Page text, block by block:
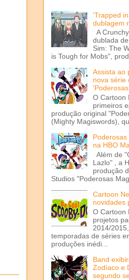
'Trapped
dublagem
A
dublada
Sim: The
is Tough for Mobs",
Assista ao
nova série
O Cartoon
primeiros
produção original
(Mighty Magiswords),
na HBO
Além de
Lazlo" , a
produção
Studios "Poderosas
Cartoon
novidades
O Cartoon
projetos
2014/
temporadas de séries
produções inédi...
Band
Zodíaco e
segundo